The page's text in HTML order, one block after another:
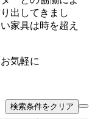
出してきまし
家具は時を超え
気軽に
検索条件をクリア